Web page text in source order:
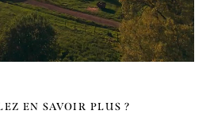
EN SAVOIR PLUS ?